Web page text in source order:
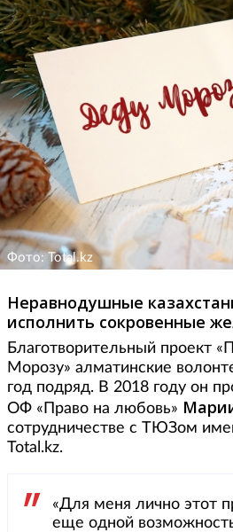
Фото: Total.kz
Неравнодушные
исполнить сокровенные
Благотворительный проект
Морозу» алматинские
год подряд. В 2018 году он
ОФ «Право на любовь»
сотрудничестве с ТЮЗом
Total.kz.
«Для меня лично этот
еще одной